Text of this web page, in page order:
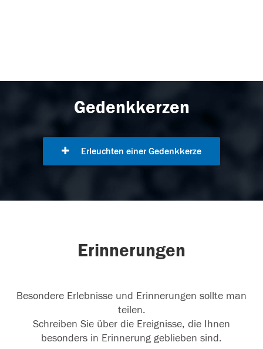
Gedenkkerzen
Erleuchten einer Gedenkkerze
Erinnerungen
Besondere Erlebnisse und Erinnerungen sollte man
teilen.
Schreiben Sie über die Ereignisse, die Ihnen
besonders in Erinnerung geblieben sind.